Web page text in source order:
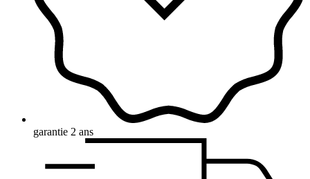
garantie 2 ans